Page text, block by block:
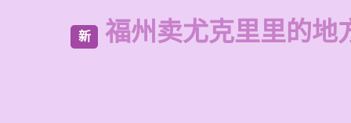
新 福州卖尤克里里的地